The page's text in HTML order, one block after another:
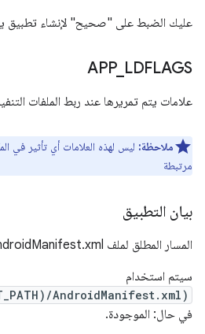
عليك الضبط على "صحيح" لإنشاء تطبيق
APP_ LDFLAGS
علامات يتم تمريرها عند ربط الملفات
ملاحظة: ليس لهذه العلامات أي تأثير في
مرتبطة
بيان التطبيق
المسار المطلق لملف AndroidManifest.xml.
سيتم استخدام
AndroidManifest.xml)
في حال: الموجودة.